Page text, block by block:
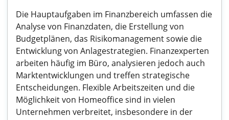
Die Hauptaufgaben im Finanzbereich umfassen die
Analyse von Finanzdaten, die Erstellung von
Budgetplänen, das Risikomanagement sowie die
Entwicklung von Anlagestrategien. Finanzexperten
arbeiten häufig im Büro, analysieren jedoch auch
Marktentwicklungen und treffen strategische
Entscheidungen. Flexible Arbeitszeiten und die
Möglichkeit von Homeoffice sind in vielen
Unternehmen verbreitet, insbesondere in der